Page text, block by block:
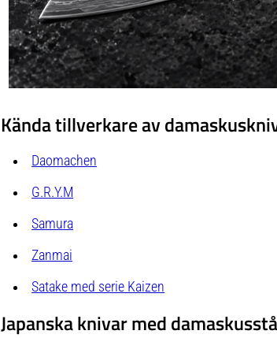
Kända tillverkare av
Daomachen
G.R.Y.M
Samura
Zanmai
Satake med serie Kaizen
Japanska knivar med